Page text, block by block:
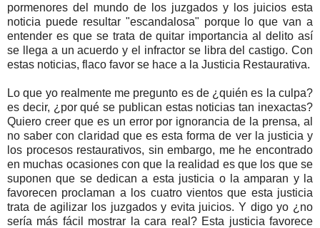
pormenores del mundo de los juzgados y los juicios esta
noticia puede resultar "escandalosa" porque lo que van a
entender es que se trata de quitar importancia al delito así
se llega a un acuerdo y el infractor se libra del castigo. Con
estas noticias, flaco favor se hace a la Justicia Restaurativa.
Lo que yo realmente me pregunto es de ¿quién es la culpa?
es decir, ¿por qué se publican estas noticias tan inexactas?
Quiero creer que es un error por ignorancia de la prensa, al
no saber con claridad que es esta forma de ver la justicia y
los procesos restaurativos, sin embargo, me he encontrado
en muchas ocasiones con que la realidad es que los que se
suponen que se dedican a esta justicia o la amparan y la
favorecen proclaman a los cuatro vientos que esta justicia
trata de agilizar los juzgados y evita juicios. Y digo yo ¿no
sería más fácil mostrar la cara real? Esta justicia favorece